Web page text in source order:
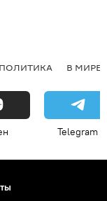
ПОЛИТИКА В МИРЕ
Telegram